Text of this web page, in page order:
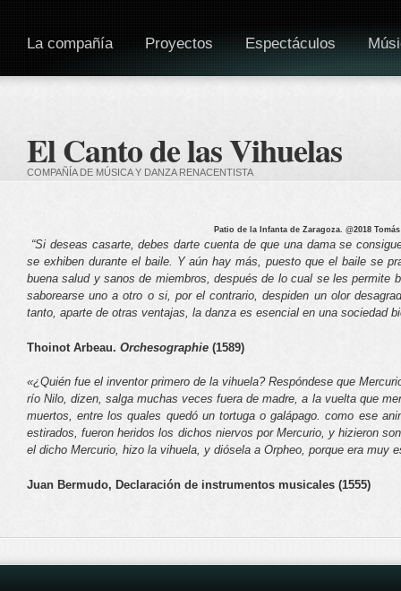
El Canto de las Vihuelas
COMPAÑÍA DE MÚSICA Y DANZA RENACENTISTA
La compañía Proyectos Espectáculos
Patio de la Infanta de Zaragoza. @2018
“Si deseas casarte, debes darte cuenta de que una dama se
se exhiben durante el baile. Y aún hay más, puesto que el baile se
buena salud y sanos de miembros, después de lo cual se les permite
saborearse uno a otro o si, por el contrario, despiden un olor
tanto, aparte de otras ventajas, la danza es esencial en una sociedad
Thoinot Arbeau. Orchesographie (1589)
«¿Quién fue el inventor primero de la vihuela? Respóndese que
río Nilo, dizen, salga muchas veces fuera de madre, a la vuelta que
muertos, entre los quales quedó un tortuga o galápago. como ese
estirados, fueron heridos los dichos niervos por Mercurio, y hizieron
el dicho Mercurio, hizo la vihuela, y diósela a Orpheo, porque era muy
Juan Bermudo, Declaración de instrumentos musicales (1555)